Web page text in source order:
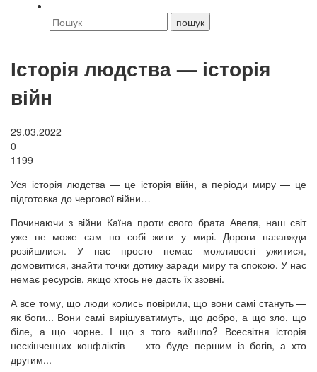
Історія людства — історія
війн
29.03.2022
0
1199
Уся історія людства — це історія війн, а періоди миру — це
підготовка до чергової війни…
Починаючи з війни Каїна проти свого брата Авеля, наш світ
уже не може сам по собі жити у мирі. Дороги назавжди
розійшлися. У нас просто немає можливості ужитися,
домовитися, знайти точки дотику заради миру та спокою. У нас
немає ресурсів, якщо хтось не дасть їх ззовні.
А все тому, що люди колись повірили, що вони самі стануть —
як боги... Вони самі вирішуватимуть, що добро, а що зло, що
біле, а що чорне. І що з того вийшло? Всесвітня історія
нескінченних конфліктів — хто буде першим із богів, а хто
другим...